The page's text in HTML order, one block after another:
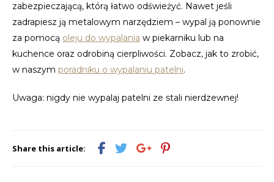
zabezpieczającą, którą łatwo odświeżyć. Nawet jeśli
zadrapiesz ją metalowym narzędziem – wypal ją ponownie
za pomocą oleju do wypalania w piekarniku lub na
kuchence oraz odrobiną cierpliwości. Zobacz, jak to zrobić,
w naszym poradniku o wypalaniu patelni.
Uwaga: nigdy nie wypalaj patelni ze stali nierdzewnej!
Share this article: